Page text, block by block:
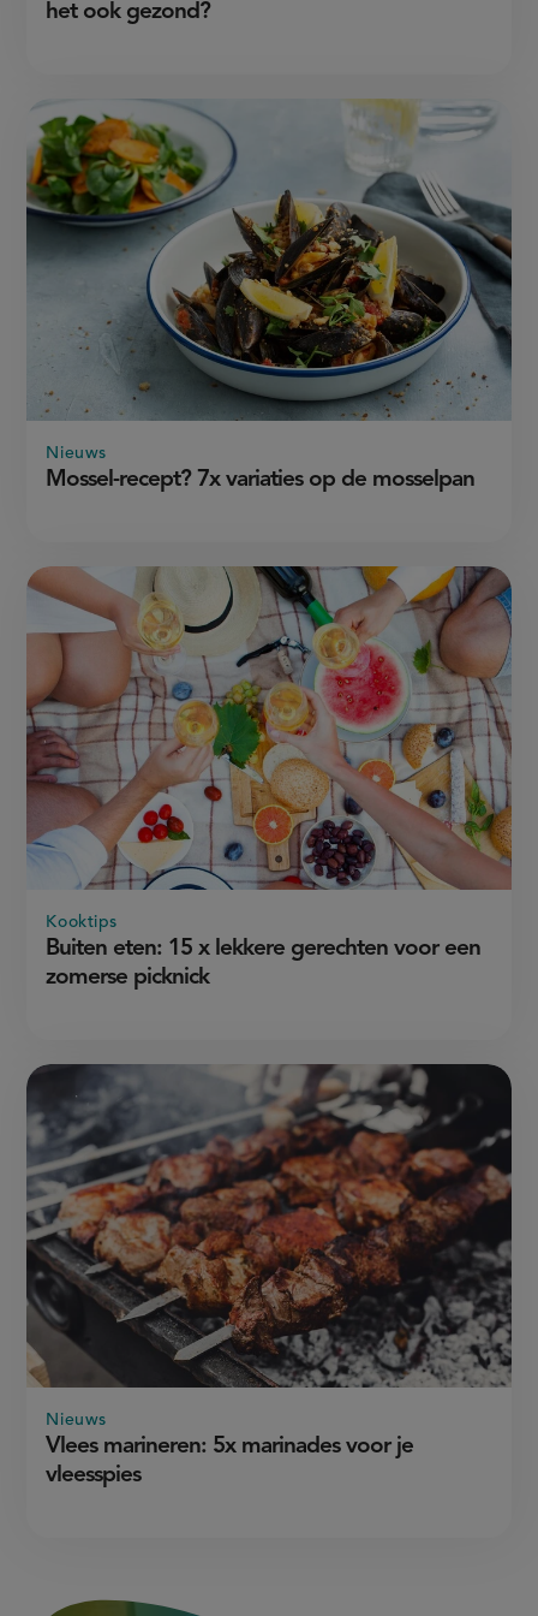
het ook gezond?
Mossel-recept? 7x variaties op de mosselpan
Nieuws
Buiten eten: 15 x lekkere gerechten voor een
zomerse picknick
Kooktips
Vlees marineren: 5x marinades voor je
vleesspies
Nieuws